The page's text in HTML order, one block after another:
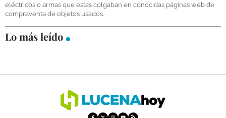
LUCENA EMPRESAS
OCIO
COMPETICIONES
eléctricos o armas que estas colgaban en conocidas páginas web de
compraventa de objetos usados.
Lo más leído